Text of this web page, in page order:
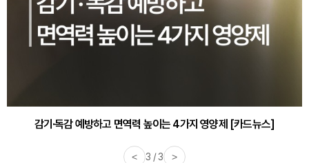
바쁜 아침, 공복에 먹기 좋은 과일 4가지 [카드뉴스]
감기·독감 예방하고 면역력 높이는 4가지 영양제 [카드뉴스]
< 1 / 3 >